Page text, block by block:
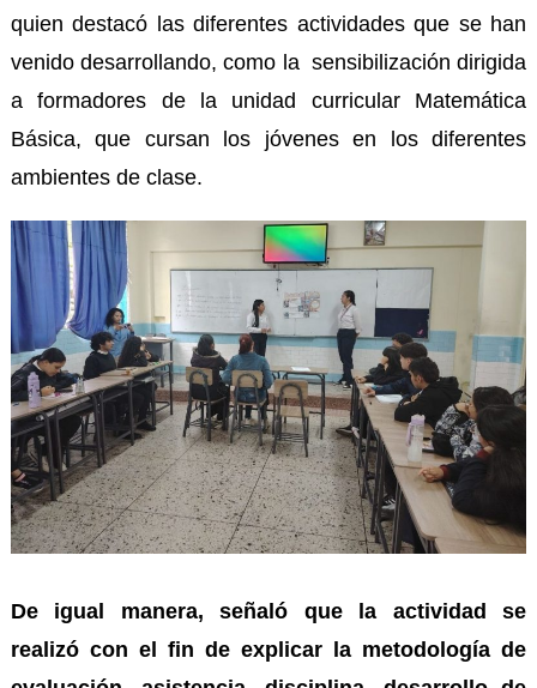
quien destacó las diferentes actividades que se han
venido desarrollando, como la sensibilización dirigida
a formadores de la unidad curricular Matemática
Básica, que cursan los jóvenes en los diferentes
ambientes de clase.
De igual manera, señaló que la actividad se
realizó con el fin de explicar la metodología de